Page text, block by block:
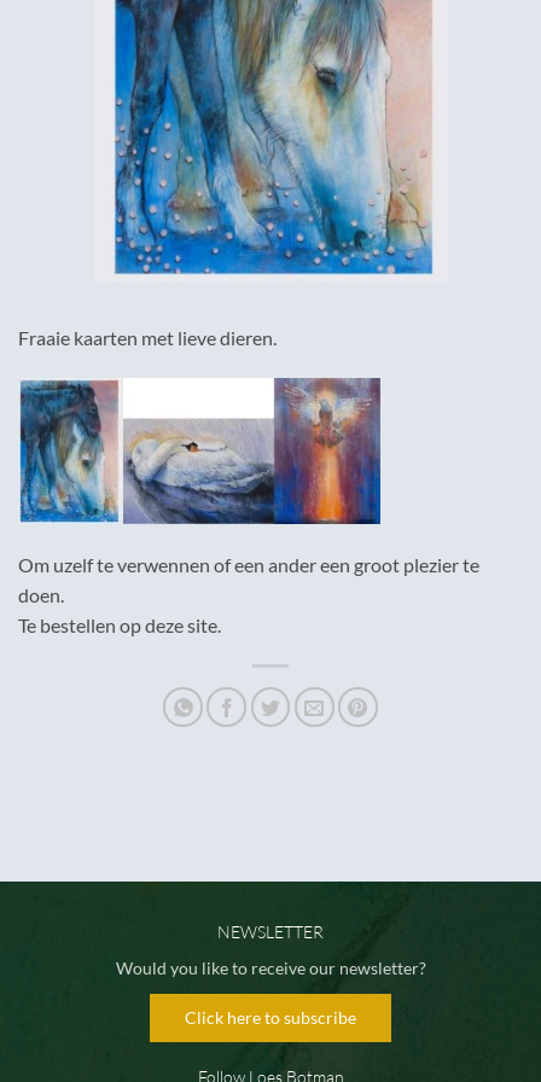
Fraaie kaarten met lieve dieren.
Om uzelf te verwennen of een ander een groot plezier te
doen.
Te bestellen op deze site.
NEWSLETTER
Would you like to receive our newsletter?
Click here to subscribe
Follow Loes Botman